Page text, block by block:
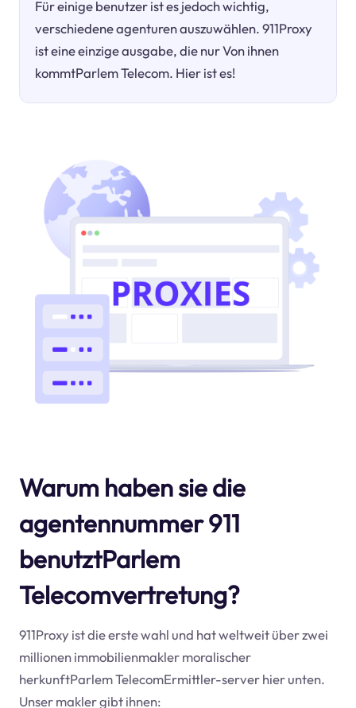
Für einige benutzer ist es jedoch wichtig,
verschiedene agenturen auszuwählen. 911Proxy
ist eine einzige ausgabe, die nur Von ihnen
kommtParlem Telecom. Hier ist es!
Warum haben sie die
agentennummer 911
benutztParlem
Telecomvertretung?
911Proxy ist die erste wahl und hat weltweit über zwei
millionen immobilienmakler moralischer
herkunftParlem TelecomErmittler-server hier unten.
Unser makler gibt ihnen: